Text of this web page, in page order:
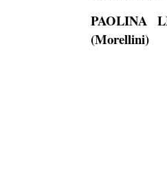
PAOLINA
(Morellini)